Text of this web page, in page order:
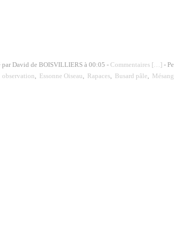
par David de BOISVILLIERS à 00:05 - Commentaires [… ] -
observation, Essonne Oiseau, Rapaces, Busard pâle,